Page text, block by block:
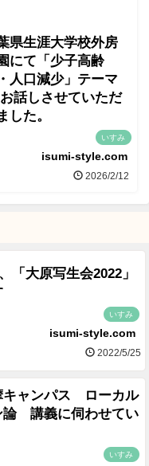
県生涯大学校外房
にて「少子高齢
人口減少」テーマ
話しさせていただ
した。
いすみ
isumi-style.com
2026/2/12
「大原写生会2022」
いすみ
isumi-style.com
2022/5/25
ャンパス ローカル
論 講義に伺わせてい
いすみ